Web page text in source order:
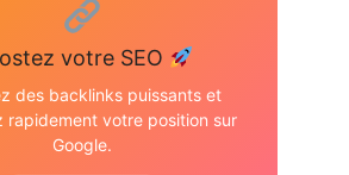
votre SEO
des backlinks puissants et
rapidement votre position sur
Google.